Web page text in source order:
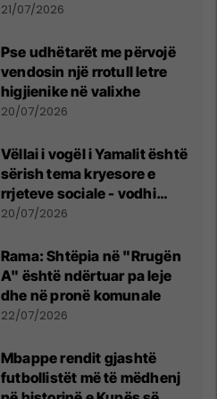
fuqishme me breshër dhe
21/07/2026
Pse udhëtarët me përvojë
vendosin një rrotull letre
higjienike në valixhe
20/07/2026
Vëllai i vogël i Yamalit është
sërish tema kryesore e
rrjeteve sociale - vodhi
vëmendjen pas finales së
20/07/2026
Rama: Shtëpia në "Rrugën
A" është ndërtuar pa leje
dhe në pronë komunale
22/07/2026
Mbappe rendit gjashtë
futbollistët më të mëdhenj